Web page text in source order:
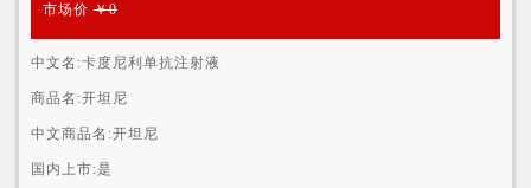
市场价 ￥0
中文名:卡度尼利单抗注射液
商品名:开坦尼
中文商品名:开坦尼
国内上市:是